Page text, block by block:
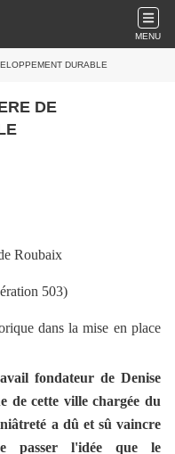
MENU
DURABLE
DE
Roubaix
503)
dans la mise en place
fondateur de Denise
de cette ville chargée du
a dû et sû vaincre
passer l'idée que le